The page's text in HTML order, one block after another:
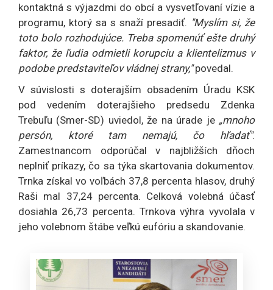
kontaktná s výjazdmi do obcí a vysvetľovaní vízie a
programu, ktorý sa s snaží presadiť. "Myslím si, že
toto bolo rozhodujúce. Treba spomenúť ešte druhý
faktor, že ľudia odmietli korupciu a klientelizmus v
podobe predstaviteľov vládnej strany,"povedal.
V súvislosti s doterajším obsadením Úradu KSK
pod vedením doterajšieho predsedu Zdenka
Trebuľu (Smer-SD) uviedol, že na úrade je „mnoho
persón, ktoré tam nemajú, čo hľadať".
Zamestnancom odporúčal v najbližších dňoch
neplniť príkazy, čo sa týka skartovania dokumentov.
Trnka získal vo voľbách 37,8 percenta hlasov, druhý
Raši mal 37,24 percenta. Celková volebná účasť
dosiahla 26,73 percenta. Trnkova výhra vyvolala v
jeho volebnom štábe veľkú eufóriu a skandovanie.